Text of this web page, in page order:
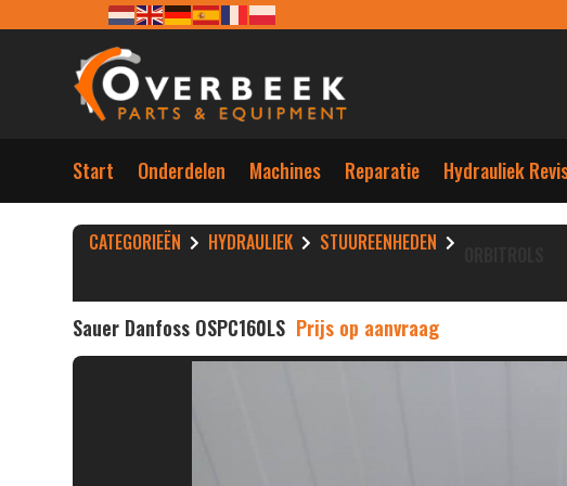
Start Onderdelen Machines Reparatie Hydrauliek
CATEGORIEËN HYDRAULIEK STUUREENHEDEN
Sauer Danfoss OSPC160LS Prijs op aanvraag